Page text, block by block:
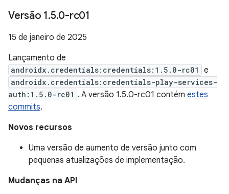
Versão 1.5.0-rc01
15 de janeiro de 2025
Lançamento de
androidx.credentials:credentials:1.5.0-rc01 e
androidx.credentials:credentials-play-services-
auth:1.5.0-rc01 . A versão 1.5.0-rc01 contém estes
commits.
Novos recursos
Uma versão de aumento de versão junto com
pequenas atualizações de implementação.
Mudanças na API